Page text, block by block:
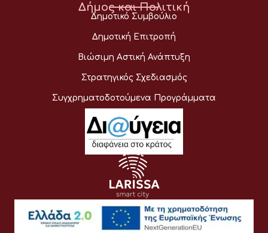
Δήμος και Πολιτική
Δημοτικό Συμβούλιο
Δημοτική Επιτροπή
Βιώσιμη Αστική Ανάπτυξη
Στρατηγικός Σχεδιασμός
Συγχρηματοδοτούμενα Προγράμματα